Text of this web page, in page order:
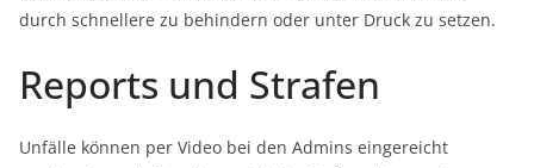
durch schnellere zu behindern oder unter Druck zu setzen.
Reports und Strafen
Unfälle können per Video bei den Admins eingereicht